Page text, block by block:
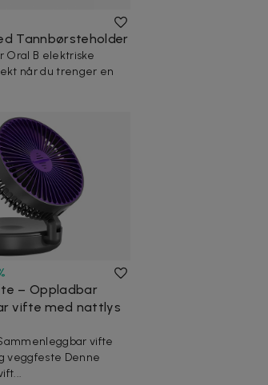
Tannbørsteholder
Oral B elektriske
når du trenger en
– Oppladbar
vifte med nattlys
vifte
veggfeste Denne